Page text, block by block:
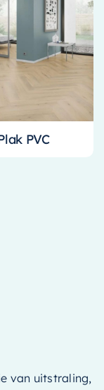
PVC
van uitstraling,